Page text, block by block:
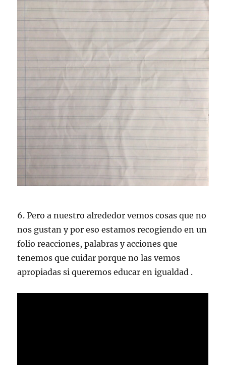
6. Pero a nuestro alrededor vemos cosas que no
nos gustan y por eso estamos recogiendo en un
folio reacciones, palabras y acciones que
tenemos que cuidar porque no las vemos
apropiadas si queremos educar en igualdad .